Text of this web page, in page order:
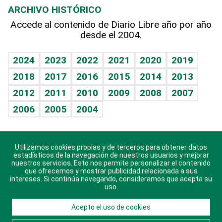
Hablando con el pediatra
Vida y familia
Eñe
Celebrando la vida
Sin complejos
En pocas palabras
Escuchando al corazón
Economía Personal
Línea de hit
TBT Deportivo
Hecho en casa
Guía del dinero
Cumpleaños
Horóscopos
Crucigramas
ARCHIVO HISTÓRICO
Accede al contenido de Diario Libre año por año
desde el 2004.
2024 2023 2022 2021 2020
2019
2018
2017 2016 2015 2014
2013
2012
2011 2010 2009 2008
2007
2006
2005 2004
Descarga nuestras aplicaciones para Android, iOS y
sistema Huawei.
© 2021 Diario Libre, todos los derechos reservados.
Utilizamos cookies propias y de terceros para obtener datos
estadísticos de la navegación de nuestros usuarios y mejorar
nuestros servicios. Esto nos permite personalizar el contenido
que ofrecemos y mostrar publicidad relacionada a sus
intereses. Si continúa navegando, consideramos que acepta su
uso.
Acepto el uso de cookies